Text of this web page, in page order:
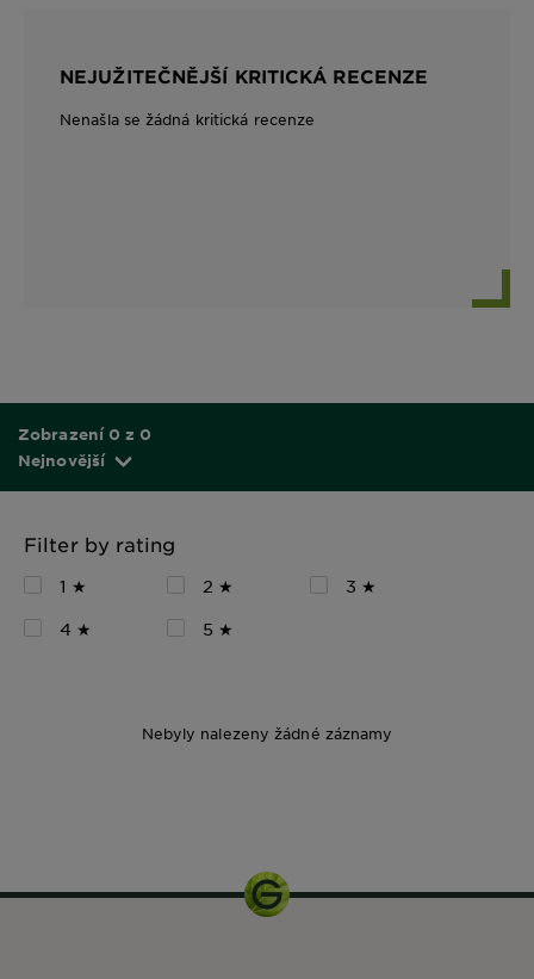
NEJUŽITEČNĚJŠÍ KRITICKÁ RECENZE
Nenašla se žádná kritická recenze
Zobrazení 0 z 0
Nejnovější
Filter by rating
1 ★ 2 ★
3 ★
4 ★
5 ★
Nebyly nalezeny žádné záznamy